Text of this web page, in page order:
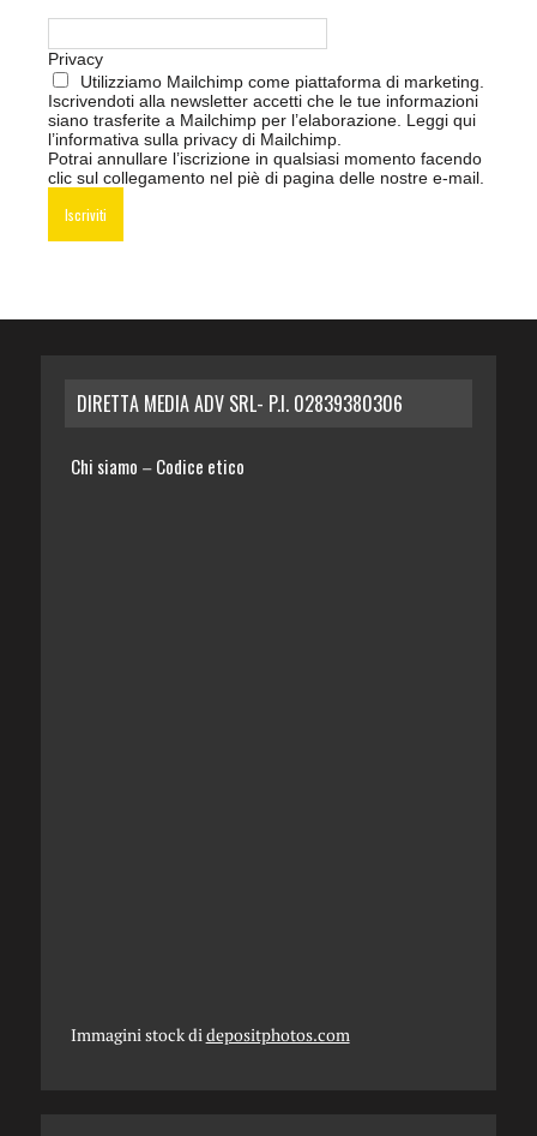
Privacy
Utilizziamo Mailchimp come piattaforma di marketing.
Iscrivendoti alla newsletter accetti che le tue informazioni
siano trasferite a Mailchimp per l’elaborazione. Leggi qui
l’informativa sulla privacy di Mailchimp
Potrai annullare l’iscrizione in qualsiasi momento facendo
clic sul collegamento nel piè di pagina delle nostre e-mail.
DIRETTA MEDIA ADV SRL- P.I. 02839380306
Chi siamo – Codice etico
Immagini stock di depositphotos.com